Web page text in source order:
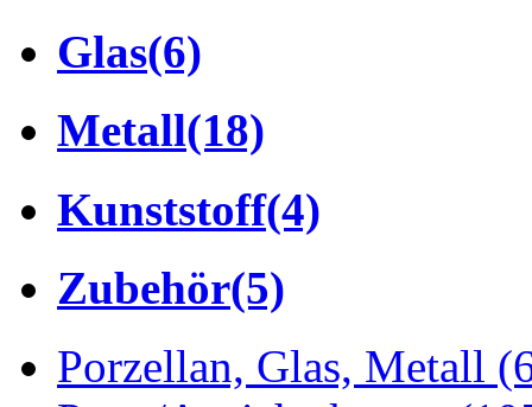
Glas(6)
Metall(18)
Kunststoff(4)
Zubehör(5)
Porzellan, Glas, Metall